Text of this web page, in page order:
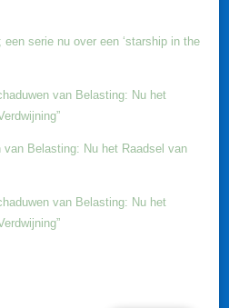
een serie nu over een ‘starship in the
van Belasting: Nu het
van Belasting: Nu het Raadsel van
van Belasting: Nu het